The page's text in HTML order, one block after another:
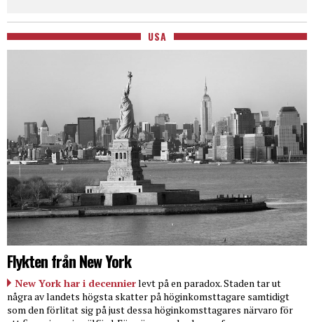
USA
Flykten från New York
New York har i decennierlevt på en paradox. Staden tar ut
några av landets högsta skatter på höginkomsttagare samtidigt
som den förlitat sig på just dessa höginkomsttagares närvaro för